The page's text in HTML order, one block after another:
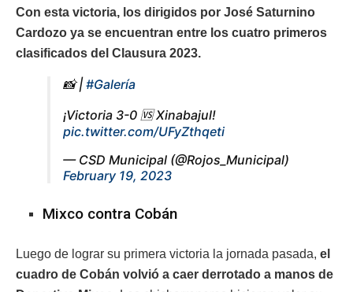
Con esta victoria, los dirigidos por José Saturnino
Cardozo ya se encuentran entre los cuatro primeros
clasificados del Clausura 2023.
📸 | #Galería
¡Victoria 3-0 🆚 Xinabajul!
pic.twitter.com/UFyZthqeti
— CSD Municipal (@Rojos_Municipal)
February 19, 2023
Mixco contra Cobán
Luego de lograr su primera victoria la jornada pasada, el
cuadro de Cobán volvió a caer derrotado a manos de